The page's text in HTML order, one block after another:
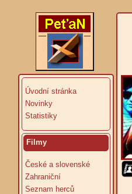
Úvodní stránka
Novinky
Statistiky
Filmy
České a slovenské
Zahraniční
Seznam herců